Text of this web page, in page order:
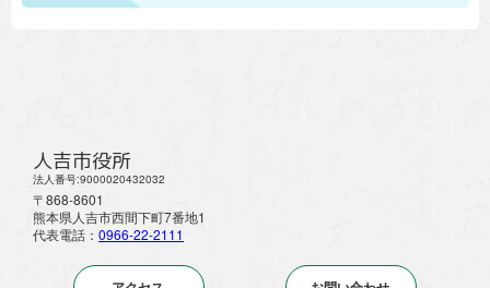
人吉市役所
法人番号:9000020432032
〒868-8601
熊本県人吉市西間下町7番地1
代表電話： 0966-22-2111